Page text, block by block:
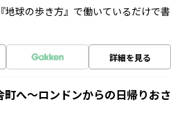
球の歩き方』で働いているだけで書
詳細を見る
へ～ロンドンからの日帰りおさ